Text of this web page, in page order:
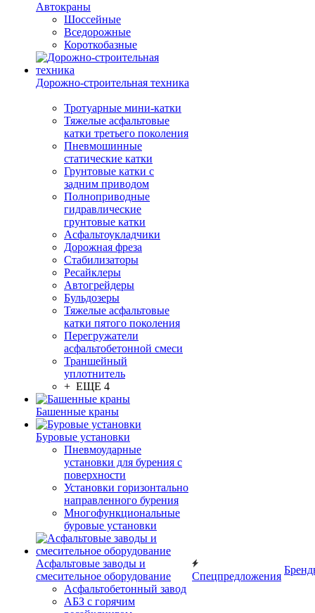
Автокраны
Шоссейные
Вседорожные
Короткобазные
Дорожно-строительная техника
Тротуарные мини-катки
Тяжелые асфальтовые
катки третьего поколения
Пневмошинные
статические катки
Грунтовые катки с
задним приводом
Полноприводные
гидравлические
грунтовые катки
Асфальтоукладчики
Дорожная фреза
Стабилизаторы
Ресайклеры
Автогрейдеры
Бульдозеры
Тяжелые асфальтовые
катки пятого поколения
Перегружатели
асфальтобетонной смеси
Траншейный
уплотнитель
+ ЕЩЕ 4
Башенные краны
Буровые установки
Пневмоударные
установки для бурения с
поверхности
Установки горизонтально
направленного бурения
Многофункциональные
буровые установки
Асфальтовые заводы и
смесительное оборудование
Асфальтобетонный завод
АБЗ с горячим
Спецпредложения